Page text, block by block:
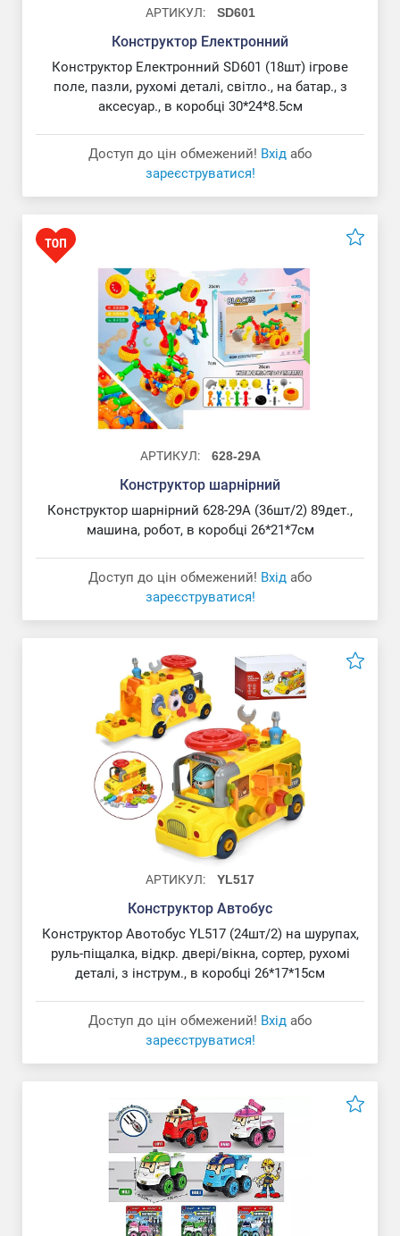
АРТИКУЛ: SD601
Конструктор Електронний
Конструктор Електронний SD601 (18шт) ігрове
поле, пазли, рухомі деталі, світло., на батар., з
аксесуар., в коробці 30*24*8.5см
Доступ до цін обмежений! Вхід або
зареєструватися!
АРТИКУЛ: 628-29A
Конструктор шарнірний
Конструктор шарнірний 628-29A (36шт/2) 89дет.,
машина, робот, в коробці 26*21*7см
Доступ до цін обмежений! Вхід або
зареєструватися!
АРТИКУЛ: YL517
Конструктор Автобус
Конструктор Авотобус YL517 (24шт/2) на шурупах,
руль-піщалка, відкр. двері/вікна, сортер, рухомі
деталі, з інструм., в коробці 26*17*15см
Доступ до цін обмежений! Вхід або
зареєструватися!